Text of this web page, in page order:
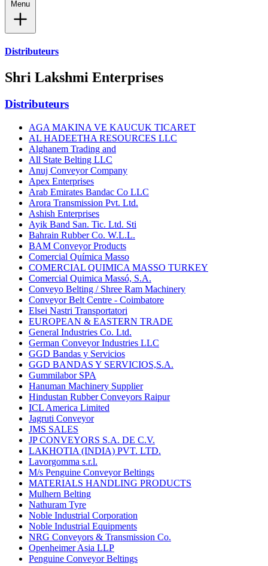
Distributeurs
Shri Lakshmi Enterprises
Distributeurs
AGA MAKINA VE KAUCUK TICARET
AL HADEETHA RESOURCES LLC
Alghanem Trading and
All State Belting LLC
Anuj Conveyor Company
Apex Enterprises
Arab Emirates Bandac Co LLC
Arora Transmission Pvt. Ltd.
Ashish Enterprises
Ayik Band San. Tic. Ltd. Sti
Bahrain Rubber Co. W.L.L.
BAM Conveyor Products
Comercial Química Masso
COMERCIAL QUIMICA MASSO TURKEY
Comercial Quimica Massó, S.A.
Conveyo Belting / Shree Ram Machinery
Conveyor Belt Centre - Coimbatore
Elsei Nastri Transportatori
EUROPEAN & EASTERN TRADE
General Industries Co. Ltd.
German Conveyor Industries LLC
GGD Bandas y Servicios
GGD BANDAS Y SERVICIOS,S.A.
Gummilabor SPA
Hanuman Machinery Supplier
Hindustan Rubber Conveyors Raipur
ICL America Limited
Jagruti Conveyor
JMS SALES
JP CONVEYORS S.A. DE C.V.
LAKHOTIA (INDIA) PVT. LTD.
Lavorgomma s.r.l.
M/s Penguine Conveyor Beltings
MATERIALS HANDLING PRODUCTS
Mulhern Belting
Nathuram Tyre
Noble Industrial Corporation
Noble Industrial Equipments
NRG Conveyors & Transmission Co.
Openheimer Asia LLP
Penguine Conveyor Beltings